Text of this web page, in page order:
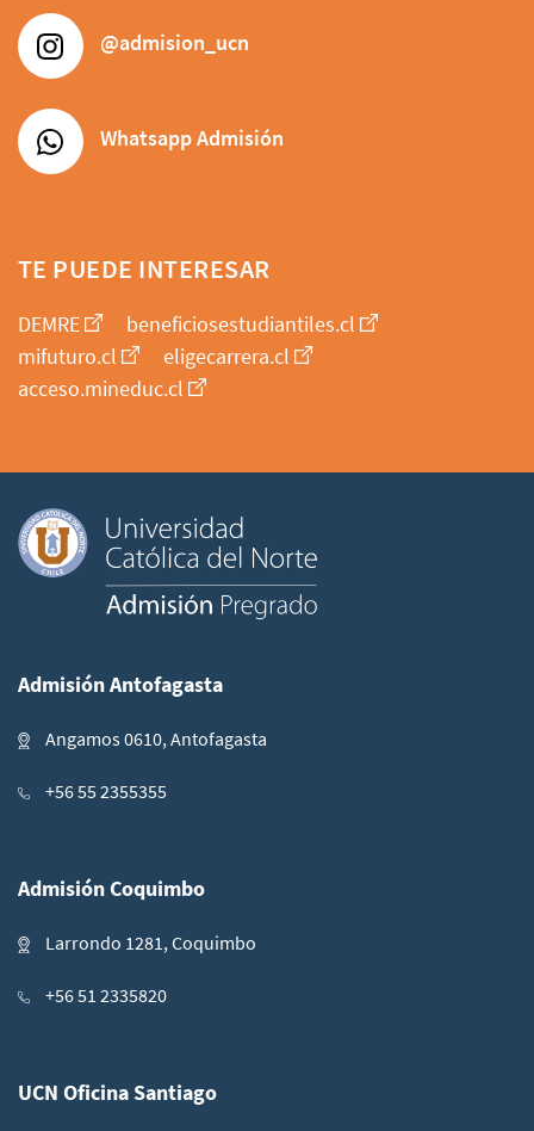
@admision_ucn
Whatsapp Admisión
TE PUEDE INTERESAR
DEMRE
beneficiosestudiantiles.cl
mifuturo.cl
eligecarrera.cl
acceso.mineduc.cl
Admisión Antofagasta
Angamos 0610, Antofagasta
+56 55 2355355
Admisión Coquimbo
Larrondo 1281, Coquimbo
+56 51 2335820
UCN Oficina Santiago